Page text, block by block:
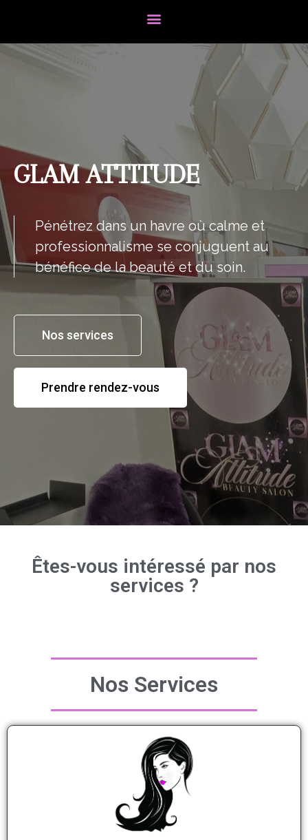
GLAM ATTITUDE
Pénétrez dans un havre où calme et
professionnalisme se conjuguent au
bénéfice de la beauté et du soin.
Nos services
Prendre rendez-vous
Êtes-vous intéressé par nos
services ?
Nos Services